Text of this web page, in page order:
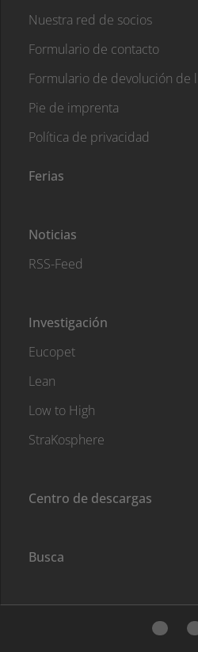
Nuestra red de socios
Formulario de contacto
Formulario de devolución de
Pie de imprenta
Política de privacidad
Ferias
Noticias
RSS-Feed
Investigación
Eucopet
Lean
Low to High
StraKosphere
Centro de descargas
Busca